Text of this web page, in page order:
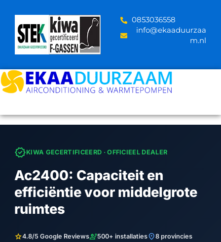
content
‪0853036558
info@ekaaduurzaa
m.nl
verifiedKIWA GECERTIFICEERD · OFFICIEEL DEALER
Ac2400: Capaciteit en
efficiëntie voor middelgrote
ruimtes
star4.8/5 Google Reviewsengineering500+ installatieslocation_on8 provincies